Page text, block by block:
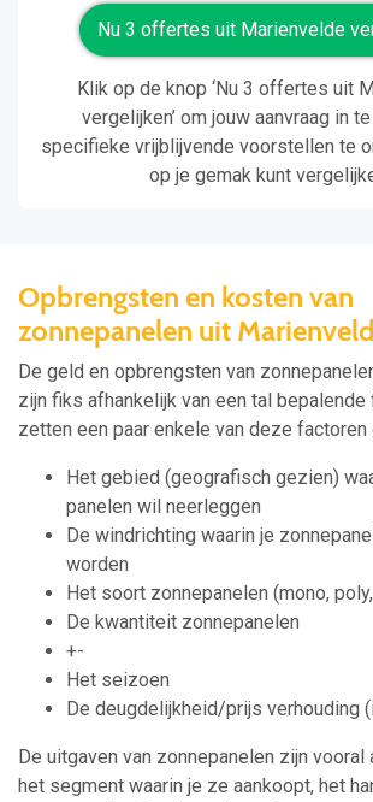
Nu 3 offertes uit Marienvelde
Klik op de knop ‘Nu 3 offertes uit
vergelijken’ om jouw aanvraag in
specifieke vrijblijvende voorstellen te
op je gemak kunt
Opbrengsten en kosten van
zonnepanelen uit
De geld en opbrengsten van
zijn fiks afhankelijk van een tal bepalende
zetten een paar enkele van deze factoren
Het gebied (geografisch gezien)
panelen wil neerleggen
De windrichting waarin je
worden
Het soort zonnepanelen (mono,
De kwantiteit zonnepanelen
+-
Het seizoen
De deugdelijkheid/prijs verhouding
De uitgaven van zonnepanelen zijn vooral
het segment waarin je ze aankoopt, het